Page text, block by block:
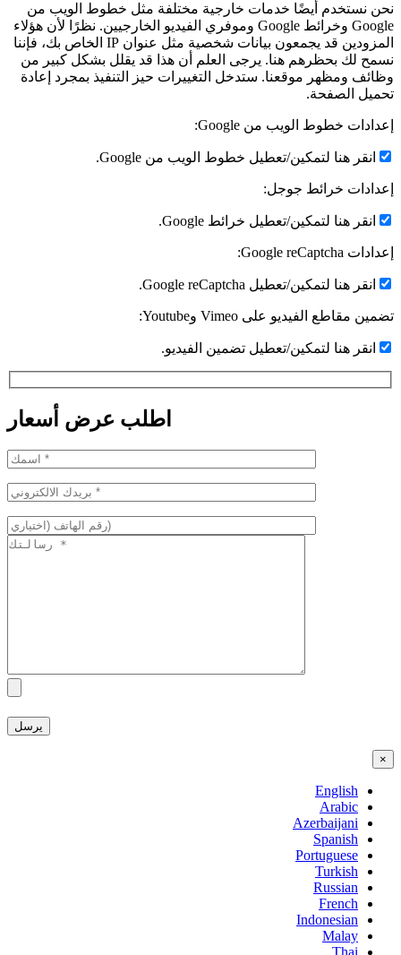
نحن نستخدم أيضًا خدمات خارجية مختلفة مثل خطوط الويب من
Google وخرائط Google وموفري الفيديو الخارجيين. نظرًا لأن هؤلاء
المزودين قد يجمعون بيانات شخصية مثل عنوان IP الخاص بك، فإننا
نسمح لك بحظرهم هنا. يرجى العلم أن هذا قد يقلل بشكل كبير من
وظائف ومظهر موقعنا. ستدخل التغييرات حيز التنفيذ بمجرد إعادة
تحميل الصفحة.
إعدادات خطوط الويب من Google:
انقر هنا لتمكين/تعطيل خطوط الويب من Google.
إعدادات خرائط جوجل:
انقر هنا لتمكين/تعطيل خرائط Google.
إعدادات Google reCaptcha:
انقر هنا لتمكين/تعطيل Google reCaptcha.
تضمين مقاطع الفيديو على Vimeo وYoutube:
انقر هنا لتمكين/تعطيل تضمين الفيديو.
اطلب عرض أسعار
×
English
Arabic
Azerbaijani
Spanish
Portuguese
Turkish
Russian
French
Indonesian
Malay
Thai